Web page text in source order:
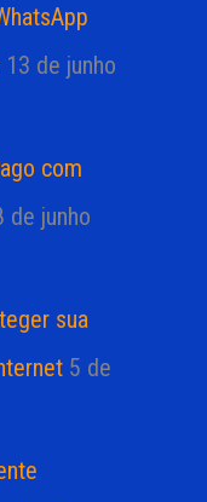
13 de junho
com
de junho
sua
5 de